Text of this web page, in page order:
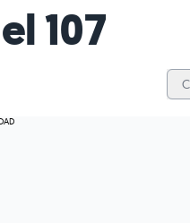
107